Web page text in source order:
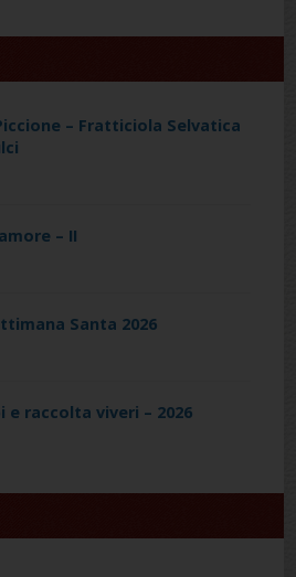
– Fratticiola Selvatica
– II
Santa 2026
e raccolta viveri – 2026